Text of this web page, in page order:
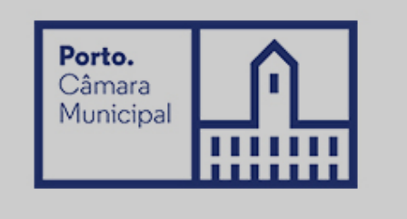
CARTÕES
PRODUTOS